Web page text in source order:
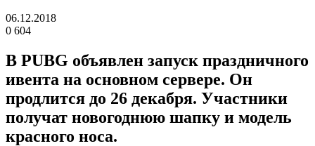
06.12.2018
0 604
В PUBG объявлен запуск праздничного
ивента на основном сервере. Он
продлится до 26 декабря. Участники
получат новогоднюю шапку и модель
красного носа.